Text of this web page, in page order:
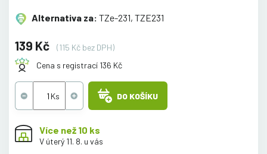
Alternativa za: TZe-231, TZE231
139 Kč
(115 Kč bez DPH)
Cena s registrací 136 Kč
DO KOŠÍKU
Více než 10 ks
V úterý 11. 8. u vás